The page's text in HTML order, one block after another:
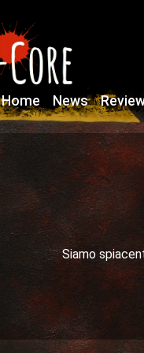
Home News
Siamo